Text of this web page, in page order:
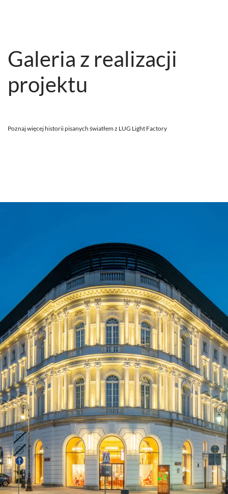
Galeria z realizacji
projektu
Poznaj więcej historii pisanych światłem z LUG Light Factory